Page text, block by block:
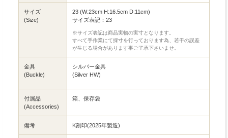
サイズ
(Size)
23 (W:23cm H:16.5cm D:11cm)
サイズ表記：23
※サイズ表記は商品実物の実寸となります。
すべて手作業にて採寸を行っております為、若干の誤差
が生じる場合があります事ご了承下さいませ。
金具
(Buckle)
シルバー金具
(Silver HW)
付属品
(Accessories)
箱、保存袋
備考 K刻印(2025年製造)